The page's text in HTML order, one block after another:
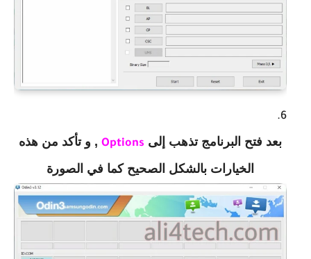
بعد فتح البرنامج تذهب إلى Options , و تأكد من هذه
الخيارات بالشكل الصحيح كما في الصورة